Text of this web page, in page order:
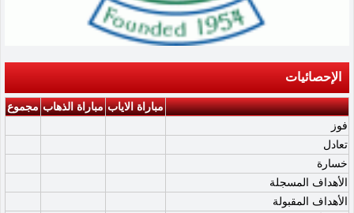
الإحصائيات
مباراة الاياب مباراة الذهاب مجموع
فوز
تعادل
خسارة
الأهداف المسجلة
الأهداف المقبولة